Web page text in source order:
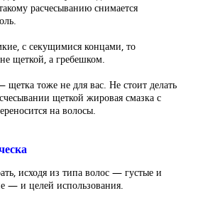
расчесыванию снимается
с секущимися концами, то
щеткой, а гребешком.
тоже не для вас. Не стоит делать
щеткой жировая смазка с
на волосы.
исходя из типа волос — густые и
— и целей использования.